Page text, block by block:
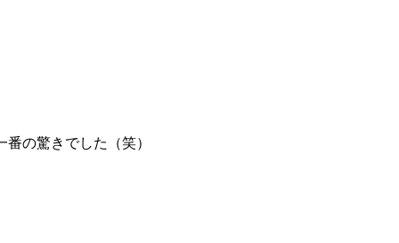
の驚きでした（笑）